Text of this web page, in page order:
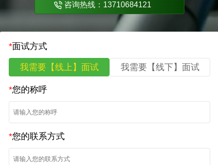
咨询热线：13710684121
*面试方式
我需要【线上】面试 我需要【线下】面试
*您的称呼
*您的联系方式